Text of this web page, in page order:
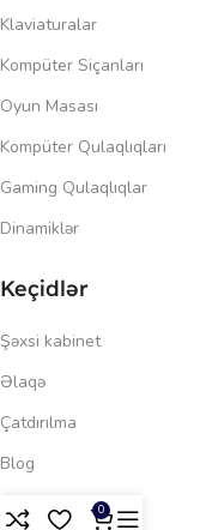
Klaviaturalar
Kompüter Siçanları
Oyun Masası
Kompüter Qulaqlıqları
Gaming Qulaqlıqlar
Dinamiklər
Keçidlər
Şəxsi kabinet
Əlaqə
Çatdırılma
Blog
Məxfilik siyasəti
0
83.00₼